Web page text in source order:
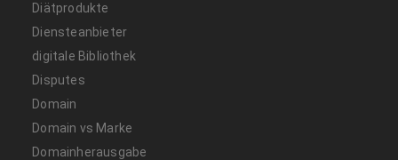
Diätprodukte
Diensteanbieter
digitale Bibliothek
Disputes
Domain
Domain vs Marke
Domainherausgabe